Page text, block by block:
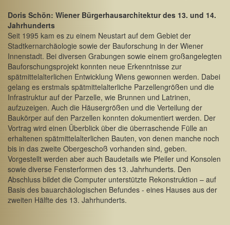
Doris Schön: Wiener Bürgerhausarchitektur des 13. und 14.
Jahrhunderts
Seit 1995 kam es zu einem Neustart auf dem Gebiet der
Stadtkernarchäologie sowie der Bauforschung in der Wiener
Innenstadt. Bei diversen Grabungen sowie einem großangelegten
Bauforschungsprojekt konnten neue Erkenntnisse zur
spätmittelalterlichen Entwicklung Wiens gewonnen werden. Dabei
gelang es erstmals spätmittelalterliche Parzellengrößen und die
Infrastruktur auf der Parzelle, wie Brunnen und Latrinen,
aufzuzeigen. Auch die Häusergrößen und die Verteilung der
Baukörper auf den Parzellen konnten dokumentiert werden. Der
Vortrag wird einen Überblick über die überraschende Fülle an
erhaltenen spätmittelalterlichen Bauten, von denen manche noch
bis in das zweite Obergeschoß vorhanden sind, geben.
Vorgestellt werden aber auch Baudetails wie Pfeiler und Konsolen
sowie diverse Fensterformen des 13. Jahrhunderts. Den
Abschluss bildet die Computer unterstützte Rekonstruktion – auf
Basis des bauarchäologischen Befundes - eines Hauses aus der
zweiten Hälfte des 13. Jahrhunderts.